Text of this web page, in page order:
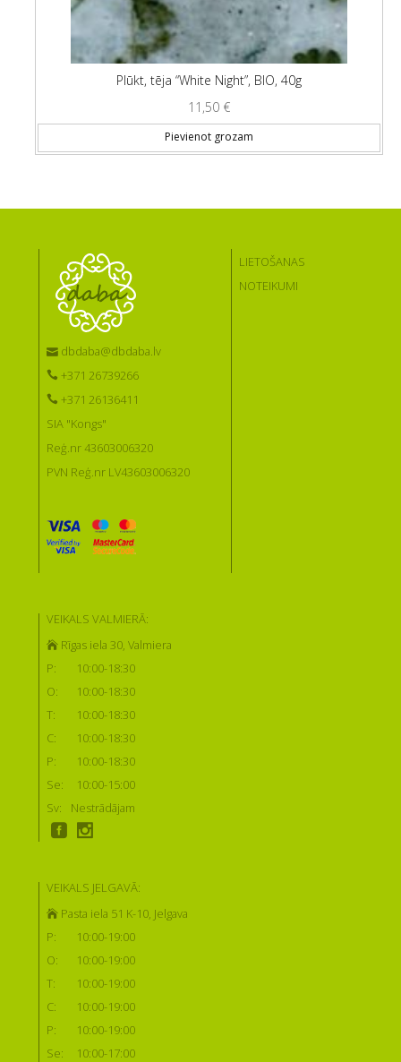
Plūkt, tēja “White Night”, BIO, 40g
11,50 €
Pievienot grozam
dbdaba@dbdaba.lv
+371 26739266
+371 26136411
SIA "Kongs"
Reģ.nr 43603006320
PVN Reģ.nr LV43603006320
LIETOŠANAS
NOTEIKUMI
VEIKALS VALMIERĀ:
Rīgas iela 30, Valmiera
P:
10:00-18:30
O:
10:00-18:30
T:
10:00-18:30
C:
10:00-18:30
P:
10:00-18:30
Se:
10:00-15:00
Sv:
Nestrādājam
VEIKALS JELGAVĀ:
Pasta iela 51 K-10, Jelgava
P:
10:00-19:00
O:
10:00-19:00
T:
10:00-19:00
C:
10:00-19:00
P:
10:00-19:00
Se:
10:00-17:00